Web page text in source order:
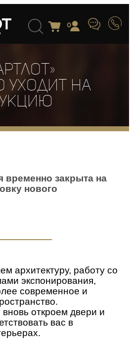
0
уходит на
временно закрыта на
нового
архитектуру, работу со
экспонирования,
современное и
откроем двери и
вас в